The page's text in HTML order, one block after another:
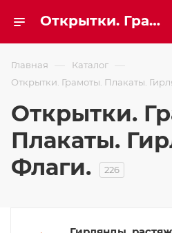
Открытки. Грамоты. Плакаты. Гирлянды. Флаги.
Главная — Каталог —
Открытки. Грамоты. Плакаты.
Открытки.
Плакаты.
Флаги.
226